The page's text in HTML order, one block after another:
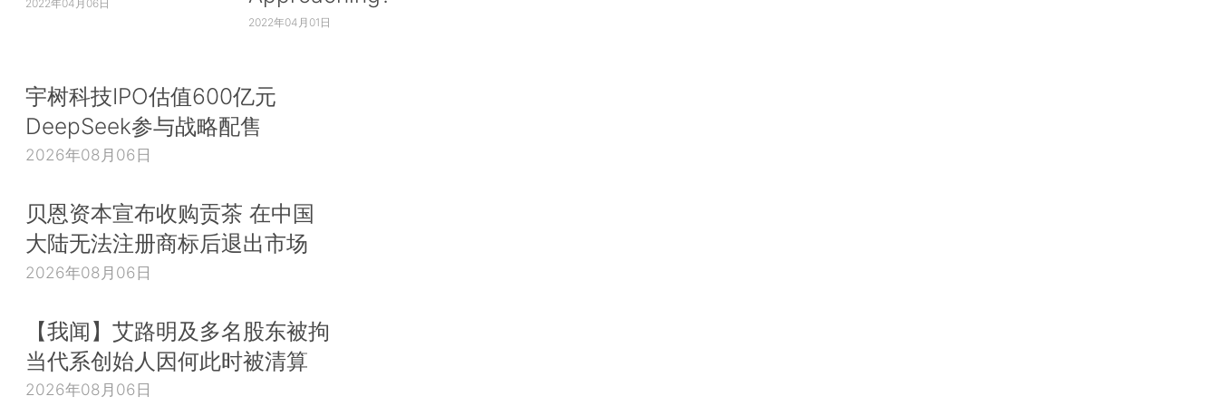
2022年04月06日
2022年04月01日
宇树科技IPO估值600亿元
DeepSeek参与战略配售
2026年08月06日
贝恩资本宣布收购贡茶 在中国
大陆无法注册商标后退出市场
2026年08月06日
【我闻】艾路明及多名股东被拘
当代系创始人因何此时被清算
2026年08月06日